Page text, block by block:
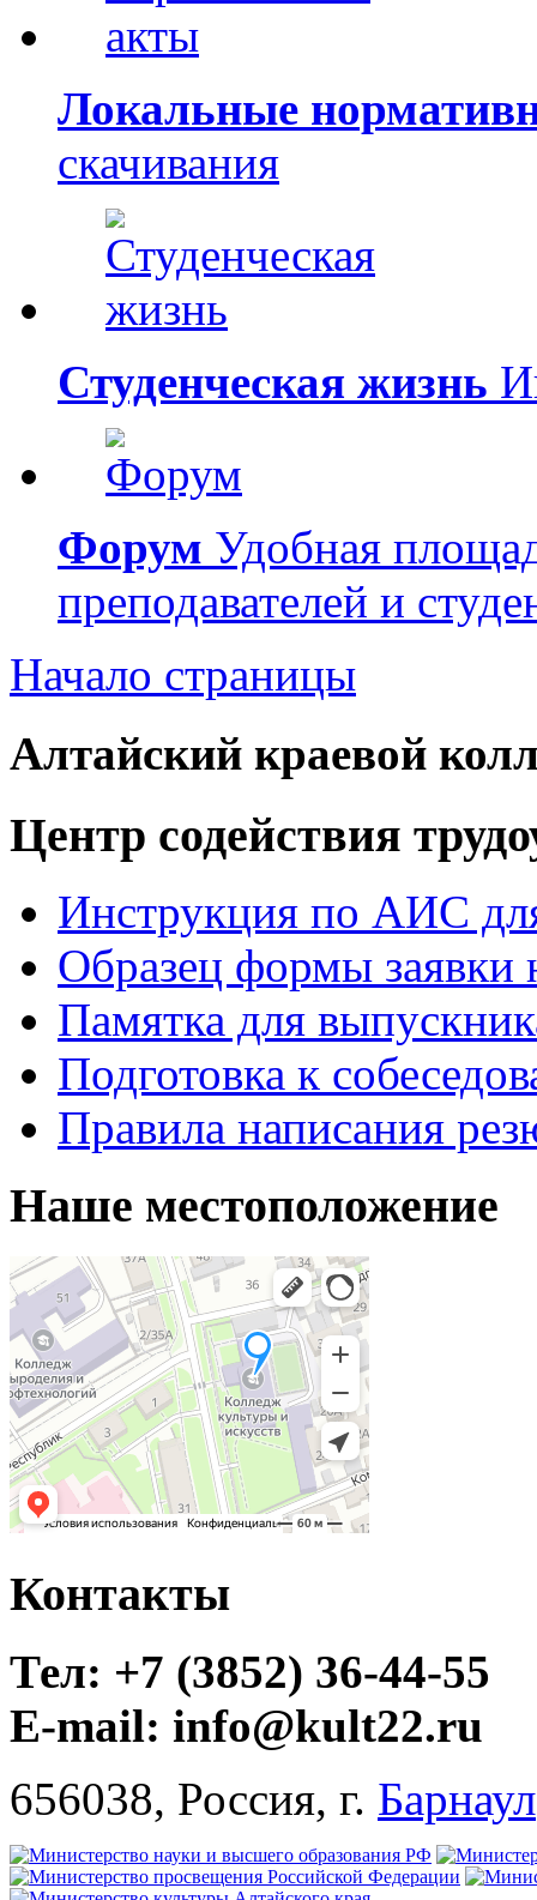
Локальные
скачивания
Студенческая жизнь
Форум Удобная
преподавателей и
Начало страницы
Алтайский краевой
Центр содействия
Инструкция по АИС
Образец формы заявки
Памятка для
Подготовка к
Правила написания
Наше местоположение
Контакты
Тел: +7 (3852) 36-44-55
E-mail: info@kult22.ru
656038, Россия, г. Барнаул